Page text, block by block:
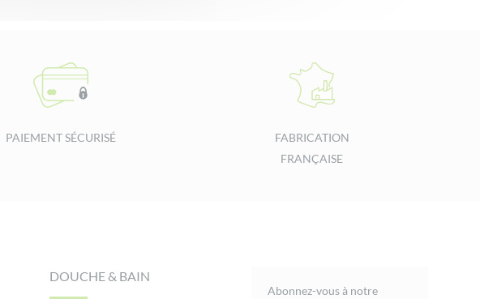
PAIEMENT SÉCURISÉ
FABRICATION
FRANÇAISE
DOUCHE & BAIN
Abonnez-vous à notre